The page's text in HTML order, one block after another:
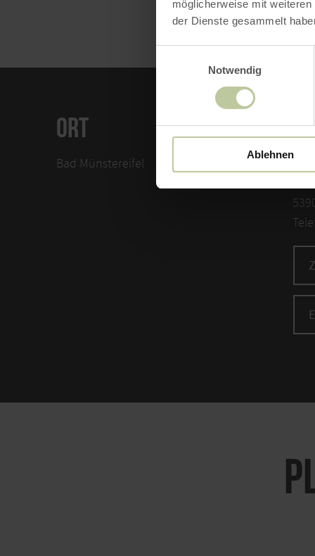
möglicherweise mit
der Dienste gesammelt
Notwendig
Ablehnen
ORT
Bad Münstereifel